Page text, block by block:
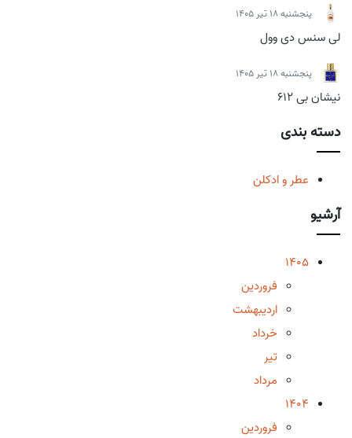
پنجشنبه 18 تیر 1405
لی سنس دی وول
پنجشنبه 18 تیر 1405
نیشان بی 612
دسته بندی
عطر و ادکلن
آرشیو
1405
فروردین
اردیبهشت
خرداد
تیر
مرداد
1404
فروردین